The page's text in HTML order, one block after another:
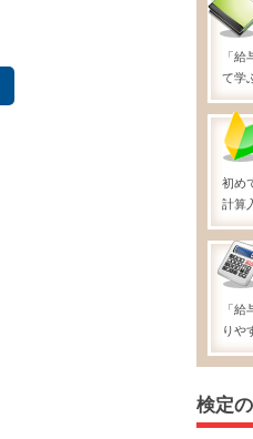
「
て学
初め
計算
「
りや
検定